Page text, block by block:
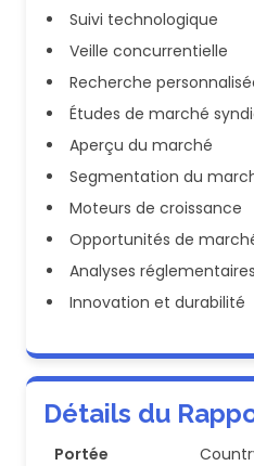
Suivi technologique
Veille concurrentielle
Recherche
Études de marché
Aperçu du marché
Segmentation du
Moteurs de croissance
Opportunités de
Analyses réglementaires
Innovation et durabilité
Détails du
Portée